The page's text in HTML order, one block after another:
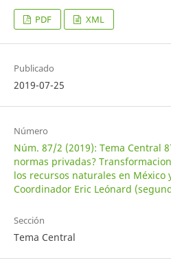
PDF XML
Publicado
2019-07-25
Número
Núm. 87/2 (2019): Tema Central
normas privadas?
los recursos naturales en México
Coordinador Eric Leónard
Sección
Tema Central